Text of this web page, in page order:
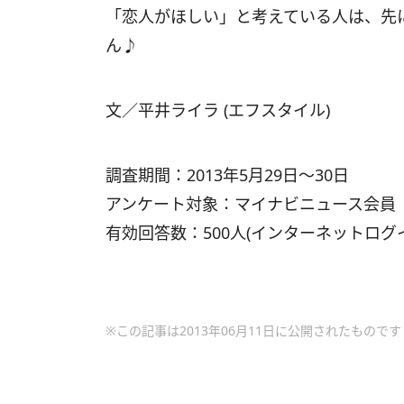
「恋人がほしい」と考えている人は、
ん♪
文／平井ライラ (エフスタイル)
調査期間：2013年5月29日～30日
アンケート対象：マイナビニュース会員
有効回答数：500人(インターネットログ
※この記事は2013年06月11日に公開されたものです